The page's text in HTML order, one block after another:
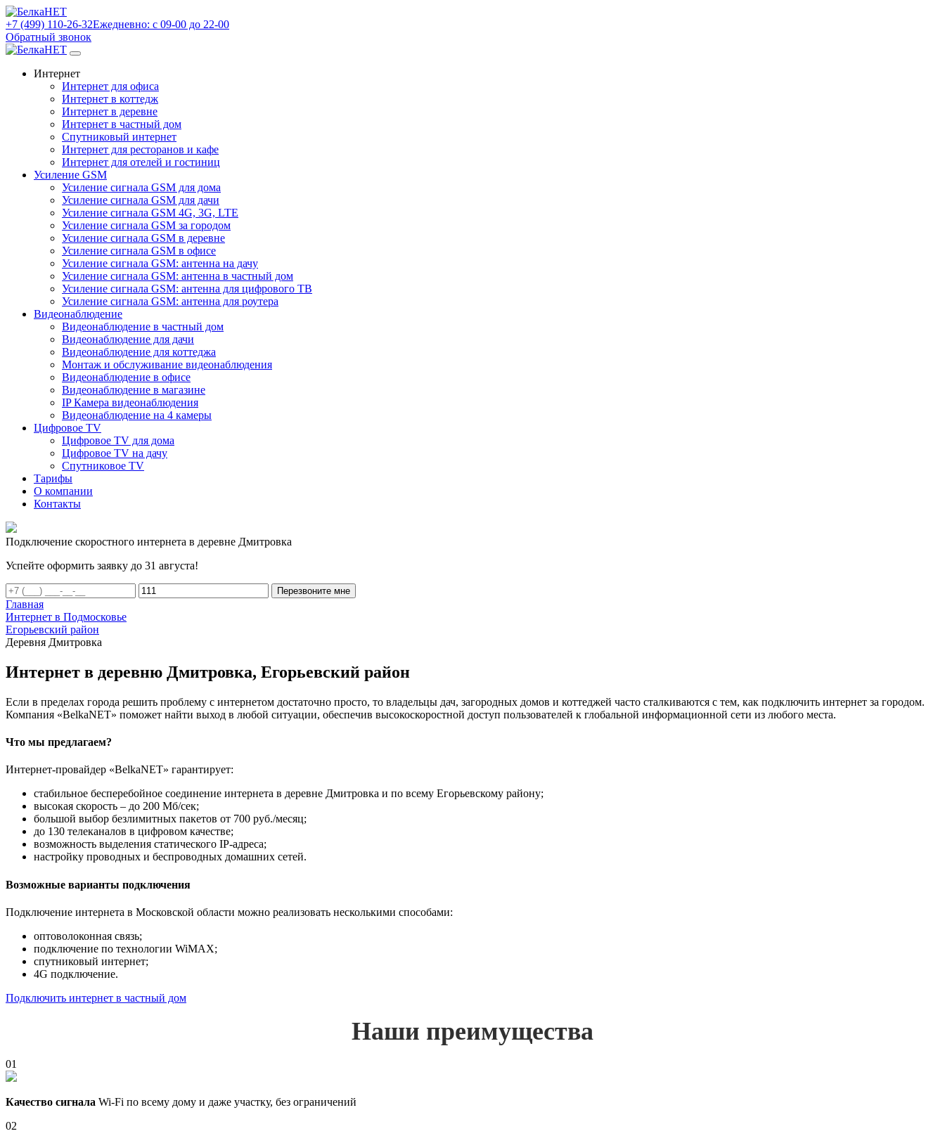
+7 (499) 110-26-32Ежедневно: с 09-00 до 22-00
Обратный звонок
Интернет
Интернет для офиса
Интернет в коттедж
Интернет в деревне
Интернет в частный дом
Спутниковый интернет
Интернет для ресторанов и кафе
Интернет для отелей и гостиниц
Усиление GSM
Усиление сигнала GSM для дома
Усиление сигнала GSM для дачи
Усиление сигнала GSM 4G, 3G, LTE
Усиление сигнала GSM за городом
Усиление сигнала GSM в деревне
Усиление сигнала GSM в офисе
Усиление сигнала GSM: антенна на дачу
Усиление сигнала GSM: антенна в частный дом
Усиление сигнала GSM: антенна для цифрового ТВ
Усиление сигнала GSM: антенна для роутера
Видеонаблюдение
Видеонаблюдение в частный дом
Видеонаблюдение для дачи
Видеонаблюдение для коттеджа
Монтаж и обслуживание видеонаблюдения
Видеонаблюдение в офисе
Видеонаблюдение в магазине
IP Камера видеонаблюдения
Видеонаблюдение на 4 камеры
Цифровое TV
Цифровое TV для дома
Цифровое TV на дачу
Спутниковое TV
Тарифы
О компании
Контакты
Подключение скоростного интернета в деревне Дмитровка
Успейте оформить заявку до 31 августа!
Перезвоните мне
Главная
Интернет в Подмосковье
Егорьевский район
Деревня Дмитровка
Интернет в деревню Дмитровка, Егорьевский район
Если в пределах города решить проблему с интернетом достаточно просто, то владельцы дач, загородных домов и коттеджей часто сталкиваются с тем, как подключить интернет за городом.
Компания «BelkaNET» поможет найти выход в любой ситуации, обеспечив высокоскоростной доступ пользователей к глобальной информационной сети из любого места.
Что мы предлагаем?
Интернет-провайдер «BelkaNET» гарантирует:
стабильное бесперебойное соединение интернета в деревне Дмитровка и по всему Егорьевскому району;
высокая скорость – до 200 Мб/сек;
большой выбор безлимитных пакетов от 700 руб./месяц;
до 130 телеканалов в цифровом качестве;
возможность выделения статического IP-адреса;
настройку проводных и беспроводных домашних сетей.
Возможные варианты подключения
Подключение интернета в Московской области можно реализовать несколькими способами:
оптоволоконная связь;
подключение по технологии WiMAX;
спутниковый интернет;
4G подключение.
Подключить интернет в частный дом
Наши преимущества
01
Качество сигнала Wi-Fi по всему дому и даже участку, без ограничений
02